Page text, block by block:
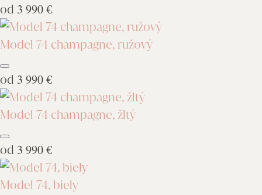
od 3 990 €
Model 74 champagne, ružový
od 3 990 €
Model 74 champagne, žltý
od 3 990 €
Model 74, biely